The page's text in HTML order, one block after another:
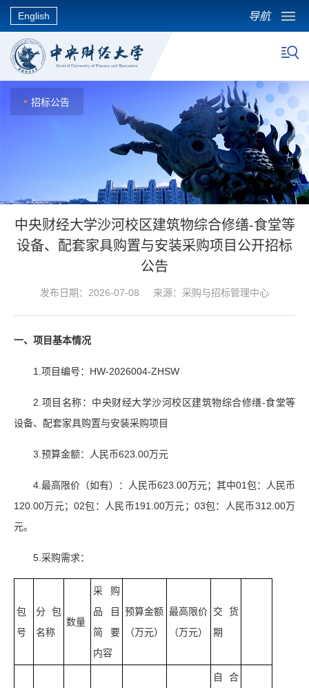
English 导航
招标公告
中央财经大学沙河校区建筑物综合修缮-食堂等
设备、配套家具购置与安装采购项目公开招标
公告
发布日期：2026-07-08 来源：采购与招标管理中心
一、 项目基本情况
1.项目编号：HW-2026004-ZHSW
2.项目名称：中央财经大学沙河校区建筑物综合修缮-食堂等
设备、配套家具购置与安装采购项目
3.预算金额：人民币623.00万元
4.最高限价（如有）：人民币623.00万元；其中01包：人民币
120.00万元；02包：人民币191.00万元；03包：人民币312.00万
元。
5.采购需求：
包
号
分包
名称
数量
采购
品目
简要
内容
预算金额
（万元）
最高限价
（万元）
交货
期
自合